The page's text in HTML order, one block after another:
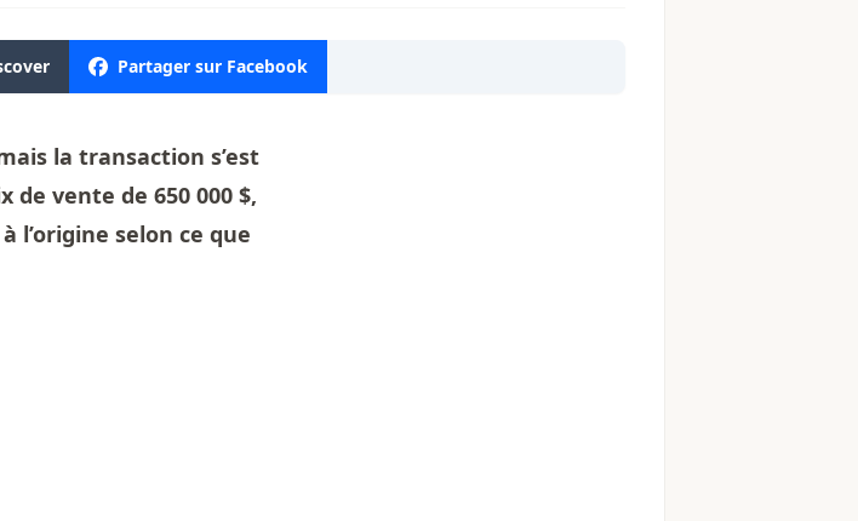
Partager sur Facebook
la transaction s’est
de vente de 650 000 $,
l’origine selon ce que